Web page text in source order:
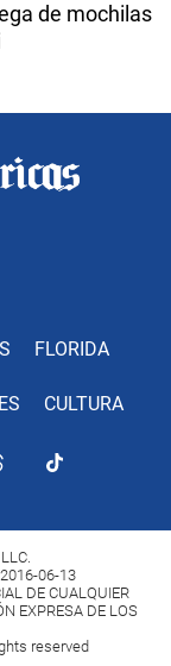
de mochilas
FLORIDA
CULTURA
2016-06-13
DE CUALQUIER
EXPRESA DE LOS
reserved